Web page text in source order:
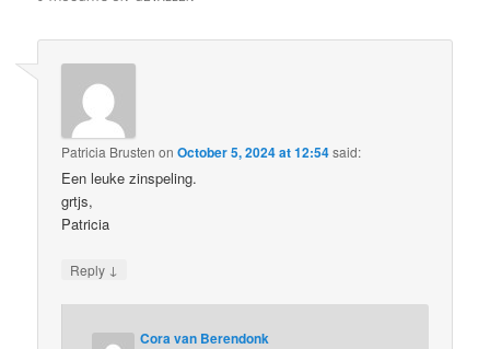
Patricia Brusten onOctober 5, 2024 at 12:54said:
Een leuke zinspeling.
grtjs,
Patricia
Reply ↓
Cora van Berendonk